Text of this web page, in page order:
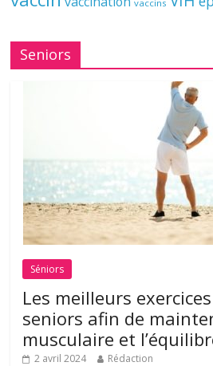
vaccins
Seniors
Séniors
Les meilleurs
seniors afin de
musculaire et
2 avril 2024 Rédaction